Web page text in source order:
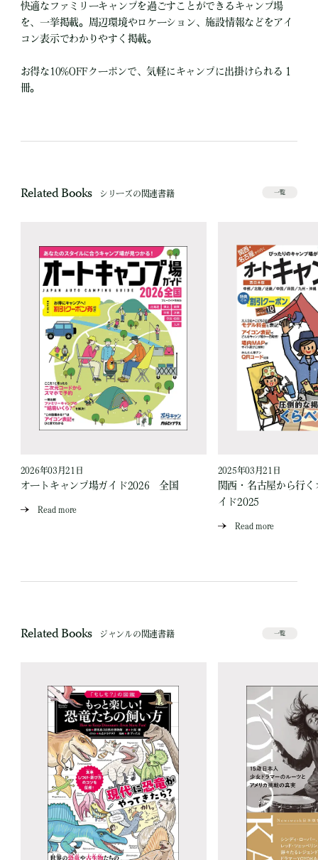
快適なファミリーキャンプを過ごすことができるキャンプ場
を、一挙掲載。周辺環境やロケーション、施設情報などをアイ
コン表示でわかりやすく掲載。
お得な10%OFFクーポンで、気軽にキャンプに出掛けられる１
冊。
Related Books シリーズの関連書籍 一覧
2026年03月21日
オートキャンプ場ガイド2026 全国
Read more
2025年03月21日
関西・名古屋から行
イド2025
Read more
Related Books ジャンルの関連書籍 一覧